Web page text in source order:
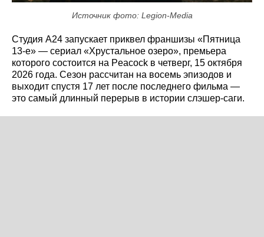
Источник фото: Legion-Media
Студия A24 запускает приквел франшизы «Пятница
13-е» — сериал «Хрустальное озеро», премьера
которого состоится на Peacock в четверг, 15 октября
2026 года. Сезон рассчитан на восемь эпизодов и
выходит спустя 17 лет после последнего фильма —
это самый длинный перерыв в истории слэшер‑саги.